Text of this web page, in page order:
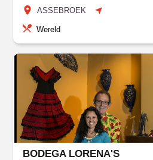
ASSEBROEK
Wereld
BODEGA LORENA'S